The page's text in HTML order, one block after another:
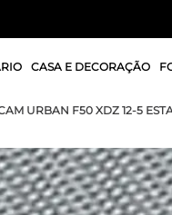
CASA E DECORAÇÃO
URBAN F50 XDZ 12-5